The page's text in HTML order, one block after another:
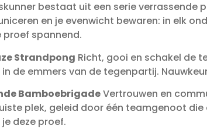
bestaat uit een serie
en je evenwicht bewaren: in elk
spannend.
Strandpong Richt, gooi en schakel de
de emmers van de tegenpartij.
BamboebrigadeVertrouwen en
plek, geleid door één teamgenoot
deze proef.